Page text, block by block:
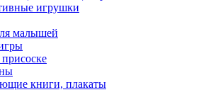
игрушки
малышей
книги, плакаты